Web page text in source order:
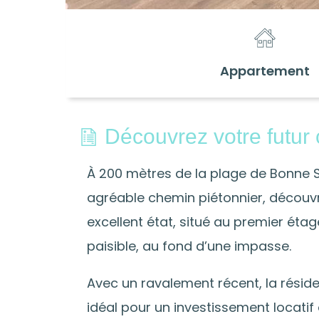
Appartement
Découvrez votre futur
À 200 mètres de la plage de Bonne
agréable chemin piétonnier,
excellent état, situé au premier
paisible, au fond d’une impasse.
Avec un ravalement récent, la
idéal pour un investissement